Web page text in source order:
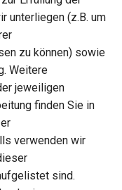
unterliegen (z.B. um
zu können) sowie
Weitere
jeweiligen
finden Sie in
verwenden wir
sind.